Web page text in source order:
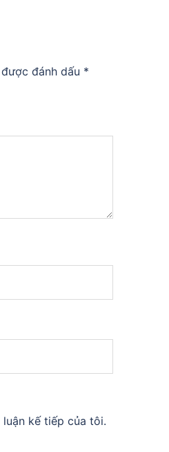
đánh dấu *
kế tiếp của tôi.